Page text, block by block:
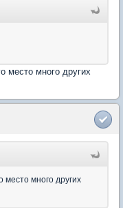
место много других
место много других